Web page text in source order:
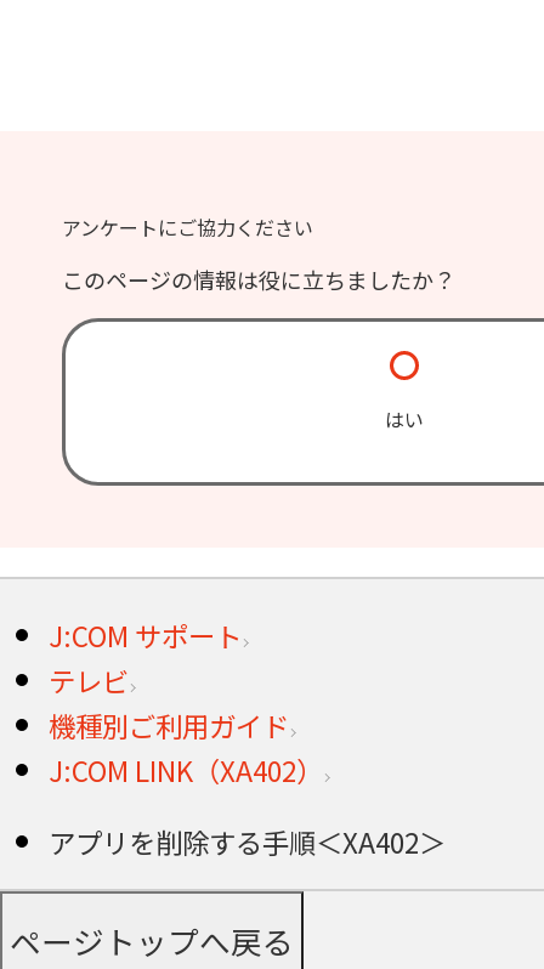
アンケートにご協力ください
このページの情報は役に立ちましたか？
はい
J:COM サポート
テレビ
機種別ご利用ガイド
J:COM LINK（XA402）
アプリを削除する手順＜XA402＞
ページトップへ戻る